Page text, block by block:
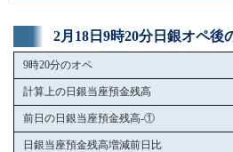
2月18日9時20分日銀オペ後
9時20分のオペ
計算上の日銀当座預金残高
前日の日銀当座預金残高-①
日銀当座預金残高増減前日比